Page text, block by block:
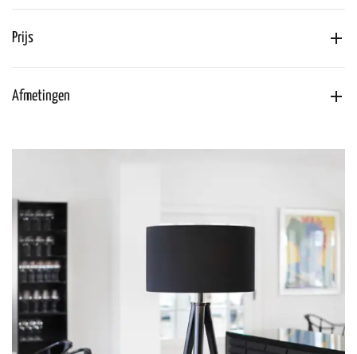
Prijs
Afmetingen